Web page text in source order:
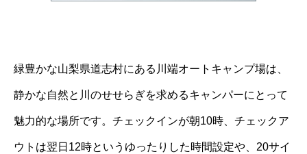
緑豊かな山梨県道志村にある川端オートキャンプ場は、
静かな自然と川のせせらぎを求めるキャンパーにとって
魅力的な場所です。チェックインが朝10時、チェックア
ウトは翌日12時というゆったりした時間設定や、20サイ